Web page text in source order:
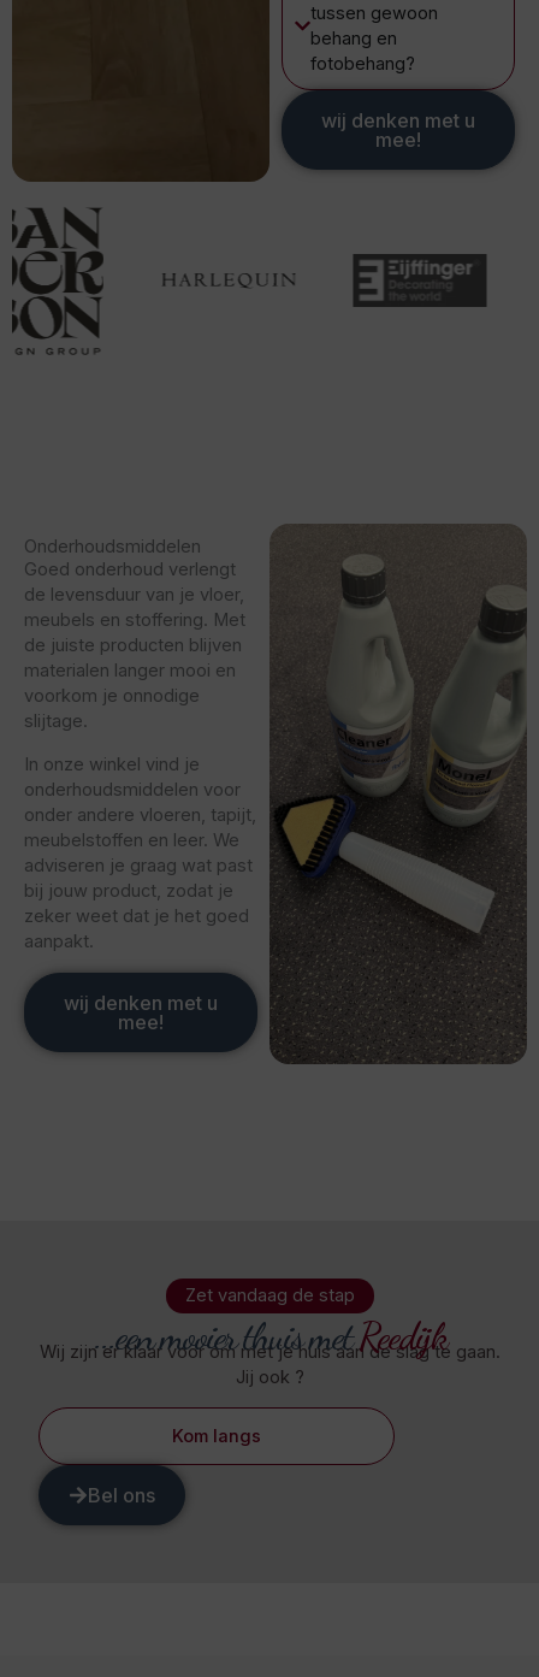
tussen gewoon
behang en
fotobehang?
wij denken met u
mee!
Onderhoudsmiddelen
Goed onderhoud verlengt
de levensduur van je vloer,
meubels en stoffering. Met
de juiste producten blijven
materialen langer mooi en
voorkom je onnodige
slijtage.
In onze winkel vind je
onderhoudsmiddelen voor
onder andere vloeren, tapijt,
meubelstoffen en leer. We
adviseren je graag wat past
bij jouw product, zodat je
zeker weet dat je het goed
aanpakt.
wij denken met u
mee!
Zet vandaag de stap
...een mooier thuis metReedijk
Wij zijn er klaar voor om met je huis aan de slag te gaan.
Jij ook ?
Kom langs
Bel ons